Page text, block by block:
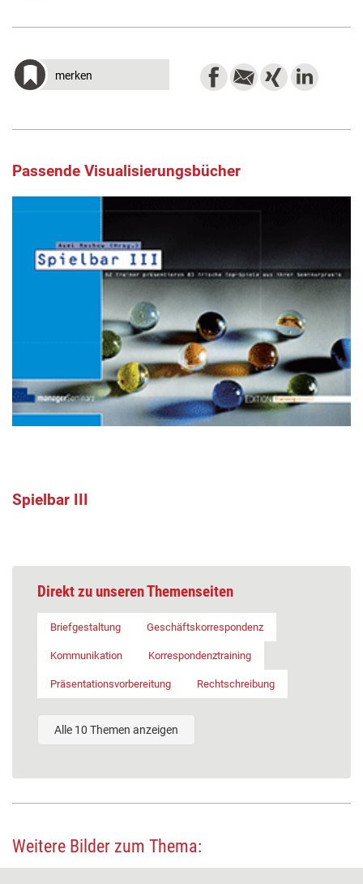
merken
Passende Visualisierungsbücher
Spielbar III
Direkt zu unseren Themenseiten
Briefgestaltung Geschäftskorrespondenz
Kommunikation Korrespondenztraining
Präsentationsvorbereitung Rechtschreibung
Alle 10 Themen anzeigen
Weitere Bilder zum Thema: